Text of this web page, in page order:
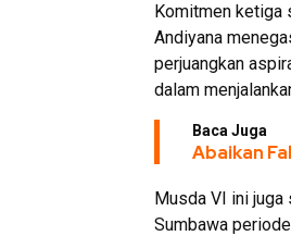
Komitmen ketiga
Andiyana
perjuangkan
dalam
Baca Juga
Abaikan
Musda VI ini juga
Sumbawa